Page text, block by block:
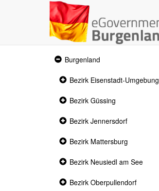
Expanded
section
Burgenland
Collapsed
Bezirk Eisenstadt-Umgebung
Collapsed
Bezirk Güssing
Collapsed
Bezirk Jennersdorf
Collapsed
Bezirk Mattersburg
Collapsed
Bezirk Neusiedl am See
Collapsed
Bezirk Oberpullendorf